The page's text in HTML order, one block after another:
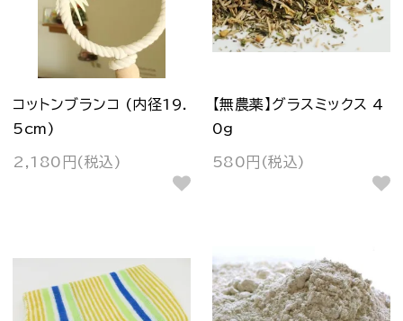
コットンブランコ (内径19.
5cm)
2,180円(税込)
【無農薬】グラスミックス 4
0g
580円(税込)